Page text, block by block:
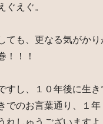
えぐ。
ても、更なる気がかり
！！！
すし、１０年後に生
でのお言葉通り、１
れしゅうございますよ